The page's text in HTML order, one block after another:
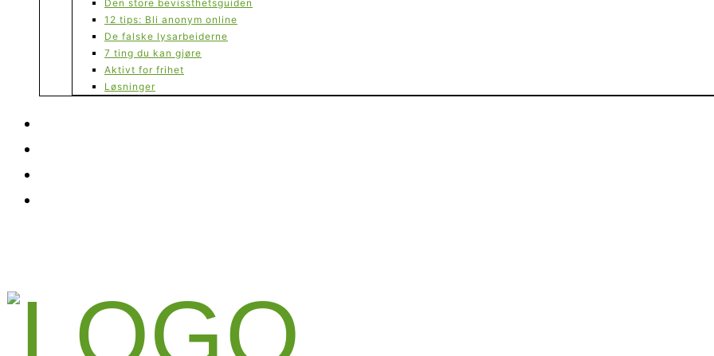
Den store bevissthetsguiden
12 tips: Bli anonym online
De falske lysarbeiderne
7 ting du kan gjøre
Aktivt for frihet
Løsninger